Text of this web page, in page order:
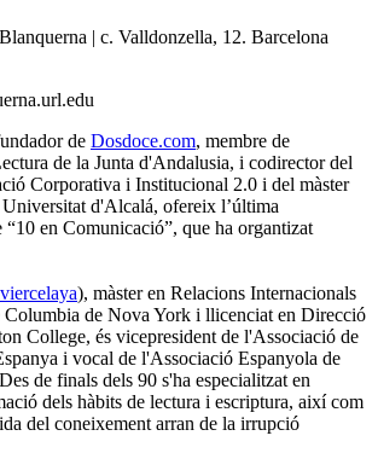
| c. Valldonzella, 12. Barcelona
de Dosdoce.com, membre de
de la Junta d'Andalusia, i codirector del
Corporativa i Institucional 2.0 i del màster
d'Alcalá, ofereix l’última
en Comunicació”, que ha organtizat
), màster en Relacions Internacionals
Columbia de Nova York i llicenciat en Direcció
College, és vicepresident de l'Associació de
i vocal de l'Associació Espanyola de
de finals dels 90 s'ha especialitzat en
dels hàbits de lectura i escriptura, així com
del coneixement arran de la irrupció